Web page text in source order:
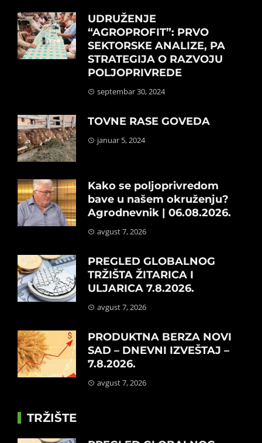
UDRUŽENJE
“AGROPROFIT”: PRVO
SEKTORSKE ANALIZE, PA
STRATEGIJA O RAZVOJU
POLJOPRIVREDE
septembar 30, 2024
TOVNE RASE GOVEDA
januar 5, 2024
Kako se poljoprivredom
bave u našem okruženju?
Agrodnevnik | 06.08.2026.
avgust 7, 2026
PREGLED GLOBALNOG
TRŽIŠTA ŽITARICA I
ULJARICA 7.8.2026.
avgust 7, 2026
PRODUKTNA BERZA NOVI
SAD – DNEVNI IZVEŠTAJ –
7.8.2026.
avgust 7, 2026
TRŽIŠTE